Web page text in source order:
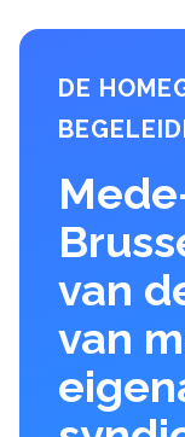
DE
van
van